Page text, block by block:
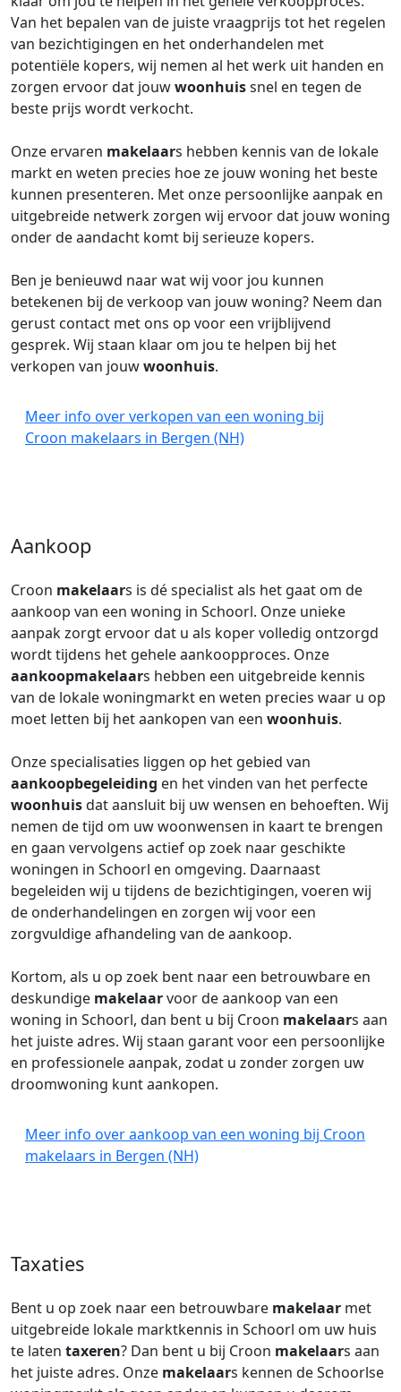
Van het bepalen van de juiste vraagprijs tot het regelen
van bezichtigingen en het onderhandelen met
potentiële kopers, wij nemen al het werk uit handen en
zorgen ervoor dat jouwwoonhuissnel en tegen de
beste prijs wordt verkocht.
Onze ervaren makelaars hebben kennis van de lokale
markt en weten precies hoe ze jouw woning het beste
kunnen presenteren. Met onze persoonlijke aanpak en
uitgebreide netwerk zorgen wij ervoor dat jouw woning
onder de aandacht komt bij serieuze kopers.
Ben je benieuwd naar wat wij voor jou kunnen
betekenen bij de verkoop van jouw woning? Neem dan
gerust contact met ons op voor een vrijblijvend
gesprek. Wij staan klaar om jou te helpen bij het
verkopen van jouwwoonhuis.
Meer info over verkopen van een woning bij
Croon makelaars in Bergen (NH)
Aankoop
Croon makelaars is dé specialist als het gaat om de
aankoop van een woning in Schoorl. Onze unieke
aanpak zorgt ervoor dat u als koper volledig ontzorgd
wordt tijdens het gehele aankoopproces. Onze
aankoopmakelaars hebben een uitgebreide kennis
van de lokale woningmarkt en weten precies waar u op
moet letten bij het aankopen van een woonhuis.
Onze specialisaties liggen op het gebied van
aankoopbegeleiding en het vinden van het perfecte
woonhuisdat aansluit bij uw wensen en behoeften. Wij
nemen de tijd om uw woonwensen in kaart te brengen
en gaan vervolgens actief op zoek naar geschikte
woningen in Schoorl en omgeving. Daarnaast
begeleiden wij u tijdens de bezichtigingen, voeren wij
de onderhandelingen en zorgen wij voor een
zorgvuldige afhandeling van de aankoop.
Kortom, als u op zoek bent naar een betrouwbare en
deskundige makelaarvoor de aankoop van een
woning in Schoorl, dan bent u bij Croon makelaars aan
het juiste adres. Wij staan garant voor een persoonlijke
en professionele aanpak, zodat u zonder zorgen uw
droomwoning kunt aankopen.
Meer info over aankoop van een woning bij Croon
makelaars in Bergen (NH)
Taxaties
Bent u op zoek naar een betrouwbare makelaar met
uitgebreide lokale marktkennis in Schoorl om uw huis
te laten taxeren? Dan bent u bij Croon makelaars aan
het juiste adres. Onze makelaars kennen de Schoorlse